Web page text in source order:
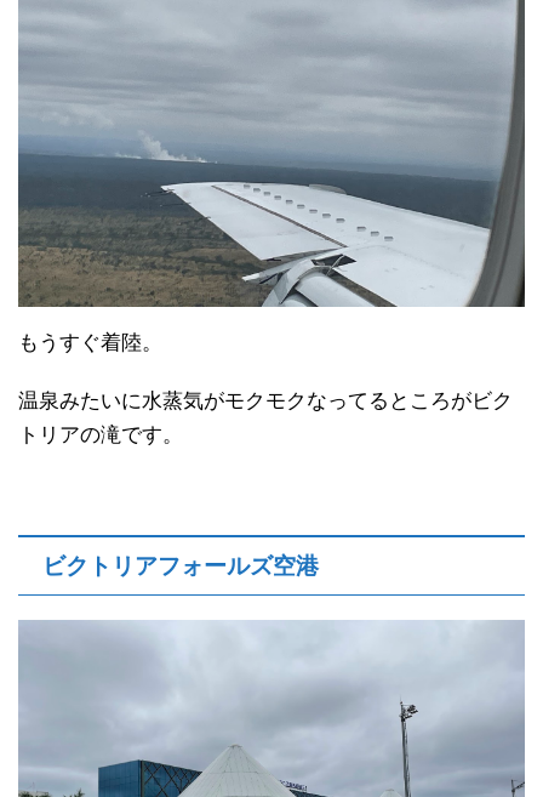
もうすぐ着陸。
温泉みたいに水蒸気がモクモクなってるところがビク
トリアの滝です。
ビクトリアフォールズ空港